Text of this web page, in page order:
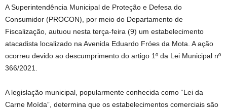
A Superintendência Municipal de Proteção e Defesa do
Consumidor (PROCON), por meio do Departamento de
Fiscalização, autuou nesta terça-feira (9) um estabelecimento
atacadista localizado na Avenida Eduardo Fróes da Mota. A ação
ocorreu devido ao descumprimento do artigo 1º da Lei Municipal nº
366/2021.
A legislação municipal, popularmente conhecida como “Lei da
Carne Moída”, determina que os estabelecimentos comerciais são